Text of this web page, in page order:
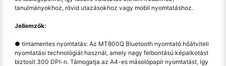
tanulmányokhoz, rövid utazásokhoz vagy mobil nyomtatáshoz.
Jellemzők:
● tintamentes nyomtatás: Az MT800Q Bluetooth nyomtató hőátviteli
nyomtatási technológiát használ, amely nagy felbontású képalkotást
biztosít 300 DPI-n. Támogatja az A4-es másolópapír nyomtatást, így